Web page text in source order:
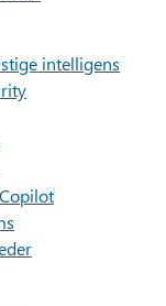
intelligens